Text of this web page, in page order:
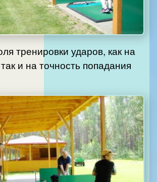
тренировки ударов, как на
и на точность попадания